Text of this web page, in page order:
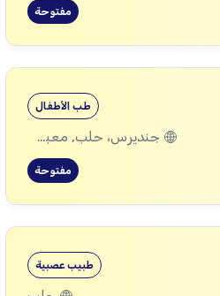
مفتوحة
طب الأطفال
جنديرس، حلب, معبطلي، حلب
مفتوحة
طبيب عصبية